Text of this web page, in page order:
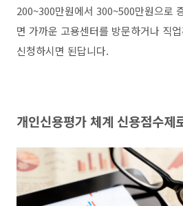
200~300만원에서 300~500만원으로
면 가까운 고용센터를 방문하거나 직
신청하시면 된답니다.
개인신용평가 체계 신용점수제